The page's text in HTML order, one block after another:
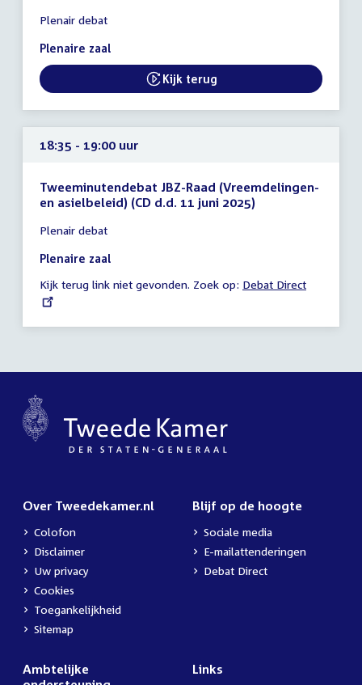
vergadering
14:30
20:15
uur
Plenair debat
Plenaire zaal
External link:
Kijk terug
18:35 - 19:00 uur
Tweeminutendebat JBZ-Raad (Vreemdelingen-
en asielbeleid) (CD d.d. 11 juni 2025)
vergadering
18:35
19:00
uur
Plenair debat
Plenaire zaal
Kijk terug link niet gevonden. Zoek op: External
Debat Direct
Over Tweedekamer.nl
Colofon
Disclaimer
Uw privacy
Cookies
Toegankelijkheid
Sitemap
Blijf op de hoogte
Sociale media
E-mailattenderingen
Debat Direct
Ambtelijke
Links